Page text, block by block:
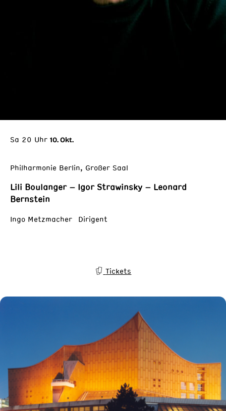
Sa 20 Uhr 10. Okt.
Philharmonie Berlin, Großer Saal
Lili Boulanger – Igor Strawinsky – Leonard
Bernstein
Ingo Metzmacher Dirigent
Tickets